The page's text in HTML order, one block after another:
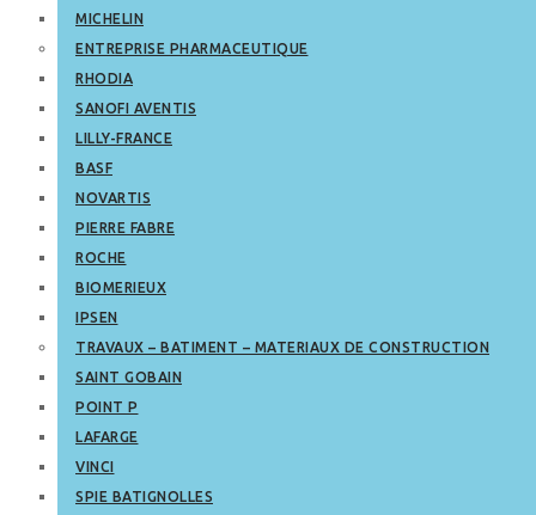
MICHELIN
ENTREPRISE PHARMACEUTIQUE
RHODIA
SANOFI AVENTIS
LILLY-FRANCE
BASF
NOVARTIS
PIERRE FABRE
ROCHE
BIOMERIEUX
IPSEN
TRAVAUX – BATIMENT – MATERIAUX DE CONSTRUCTION
SAINT GOBAIN
POINT P
LAFARGE
VINCI
SPIE BATIGNOLLES